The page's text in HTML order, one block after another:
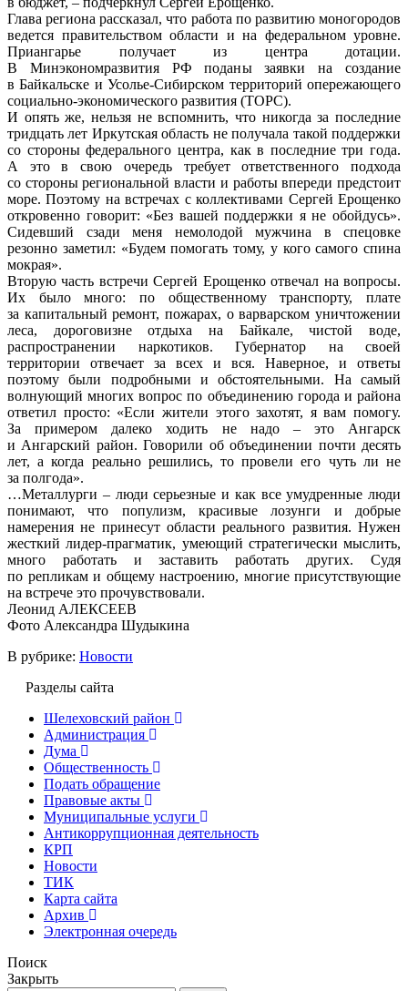
Глава региона рассказал, что работа по развитию моногородов
ведется правительством области и на федеральном уровне.
Приангарье получает из центра дотации.
В Минэкономразвития РФ поданы заявки на создание
в Байкальске и Усолье-Сибирском территорий опережающего
социально-экономического развития (ТОРС).
И опять же, нельзя не вспомнить, что никогда за последние
тридцать лет Иркутская область не получала такой поддержки
со стороны федерального центра, как в последние три года.
А это в свою очередь требует ответственного подхода
со стороны региональной власти и работы впереди предстоит
море. Поэтому на встречах с коллективами Сергей Ерощенко
откровенно говорит: «Без вашей поддержки я не обойдусь».
Сидевший сзади меня немолодой мужчина в спецовке
резонно заметил: «Будем помогать тому, у кого самого спина
мокрая».
Вторую часть встречи Сергей Ерощенко отвечал на вопросы.
Их было много: по общественному транспорту, плате
за капитальный ремонт, пожарах, о варварском уничтожении
леса, дороговизне отдыха на Байкале, чистой воде,
распространении наркотиков. Губернатор на своей
территории отвечает за всех и вся. Наверное, и ответы
поэтому были подробными и обстоятельными. На самый
волнующий многих вопрос по объединению города и района
ответил просто: «Если жители этого захотят, я вам помогу.
За примером далеко ходить не надо – это Ангарск
и Ангарский район. Говорили об объединении почти десять
лет, а когда реально решились, то провели его чуть ли не
за полгода».
…Металлурги – люди серьезные и как все умудренные люди
понимают, что популизм, красивые лозунги и добрые
намерения не принесут области реального развития. Нужен
жесткий лидер-прагматик, умеющий стратегически мыслить,
много работать и заставить работать других. Судя
по репликам и общему настроению, многие присутствующие
на встрече это прочувствовали.
Леонид АЛЕКСЕЕВ
Фото Александра Шудыкина
В рубрике: Новости
Разделы сайта
Шелеховский район
Администрация
Дума
Общественность
Подать обращение
Правовые акты
Муниципальные услуги
Антикоррупционная деятельность
КРП
Новости
ТИК
Карта сайта
Архив
Электронная очередь
Поиск
Закрыть